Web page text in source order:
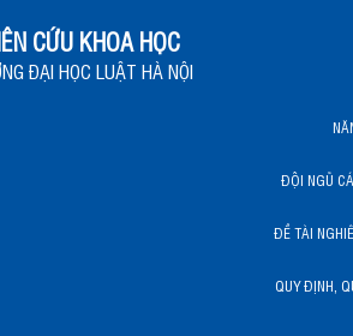
CỨU KHOA HỌC
ĐẠI HỌC LUẬT HÀ NỘI
ĐỘI NGŨ
ĐỀ TÀI
QUY ĐỊNH,